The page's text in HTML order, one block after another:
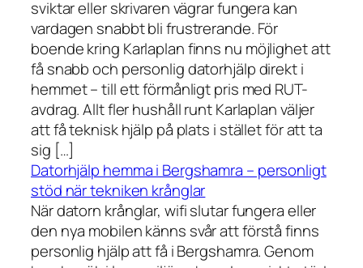
sviktar eller skrivaren vägrar fungera kan
vardagen snabbt bli frustrerande. För
boende kring Karlaplan finns nu möjlighet att
få snabb och personlig datorhjälp direkt i
hemmet – till ett förmånligt pris med RUT-
avdrag. Allt fler hushåll runt Karlaplan väljer
att få teknisk hjälp på plats i stället för att ta
sig […]
Datorhjälp hemma i Bergshamra – personligt
stöd när tekniken krånglar
När datorn krånglar, wifi slutar fungera eller
den nya mobilen känns svår att förstå finns
personlig hjälp att få i Bergshamra. Genom